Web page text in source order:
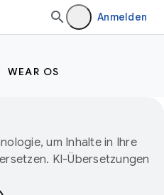
Anmelden
WEAR OS
um Inhalte in Ihre
KI-Übersetzungen